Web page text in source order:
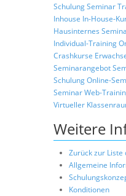
SchulungSeminar
Inhouse In-House-
Hausinternes
Individual-Training
Crashkurse
Seminarangebot
SchulungOnline-
SeminarWeb-
Virtueller
Weitere
Zurück zur
Allgemeine
Konditionen